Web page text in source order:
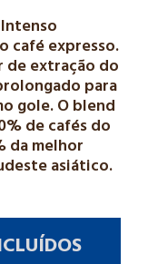
café expresso.
de extração do
para
gole. O blend
de cafés do
da melhor
asiático.